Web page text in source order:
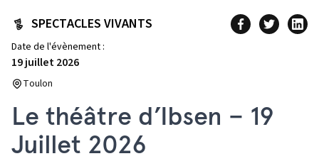
SPECTACLES VIVANTS
Date de l'évènement :
19 juillet 2026
Toulon
Le théâtre d’Ibsen – 19
Juillet 2026